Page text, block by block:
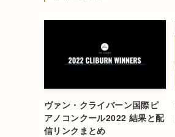
ヴァン・クライバーン国際ピ
アノコンクール2022 結果と配
信リンクまとめ